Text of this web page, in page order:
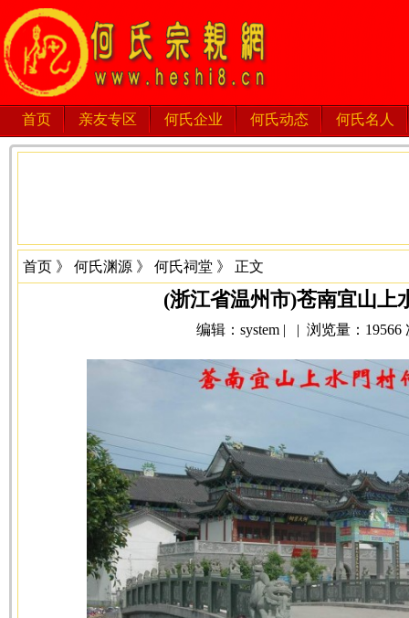
首页 亲友专区 何氏企业 何氏动态 何氏名人
首页 》 何氏渊源 》 何氏祠堂 》 正文
(浙江省温州市)苍南宜山上
编辑：system | | 浏览量：19566